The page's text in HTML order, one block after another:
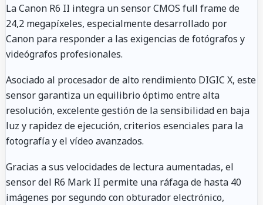
La Canon R6 II integra un sensor CMOS full frame de
24,2 megapíxeles, especialmente desarrollado por
Canon para responder a las exigencias de fotógrafos y
videógrafos profesionales.
Asociado al procesador de alto rendimiento DIGIC X, este
sensor garantiza un equilibrio óptimo entre alta
resolución, excelente gestión de la sensibilidad en baja
luz y rapidez de ejecución, criterios esenciales para la
fotografía y el vídeo avanzados.
Gracias a sus velocidades de lectura aumentadas, el
sensor del R6 Mark II permite una ráfaga de hasta 40
imágenes por segundo con obturador electrónico,